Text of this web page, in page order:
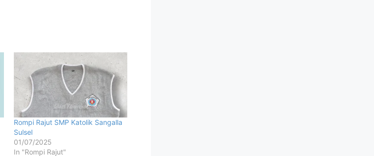
Rompi Rajut SMP Katolik Sangalla
Sulsel
01/07/2025
In "Rompi Rajut"